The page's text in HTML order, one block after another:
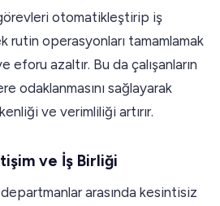
otomatikleştirip iş
rutin operasyonları tamamlamak
eforu azaltır. Bu da çalışanların
odaklanmasını sağlayarak
ve verimliliği artırır.
ve İş Birliği
arasında kesintisiz